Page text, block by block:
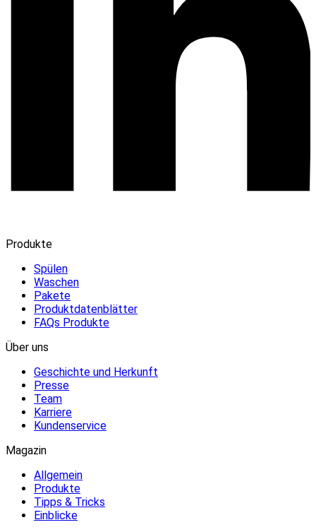
Produkte
Spülen
Waschen
Pakete
Produktdatenblätter
FAQs Produkte
Über uns
Geschichte und Herkunft
Presse
Team
Karriere
Kundenservice
Magazin
Allgemein
Produkte
Tipps & Tricks
Einblicke